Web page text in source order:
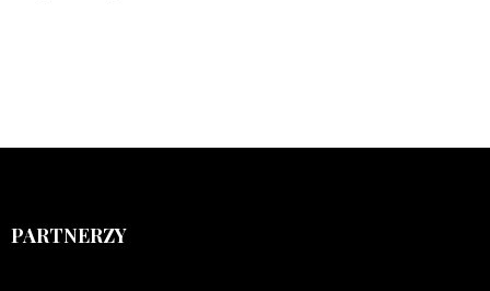
PARTNERZY